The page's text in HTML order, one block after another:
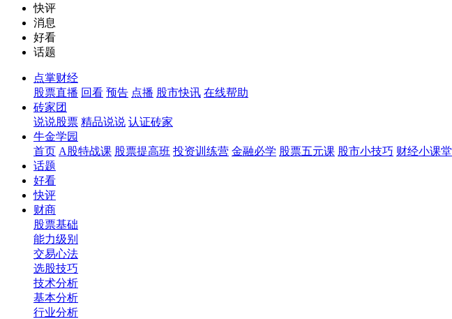
快评
消息
好看
话题
点掌财经
股票直播 回看 预告 点播 股市快讯 在线帮助
砖家团
说说股票 精品说说 认证砖家
牛金学园
首页 A股特战课 股票提高班 投资训练营 金融必学 股票五元课 股市小技巧 财经小课堂
话题
好看
快评
财商
股票基础
能力级别
交易心法
选股技巧
技术分析
基本分析
行业分析